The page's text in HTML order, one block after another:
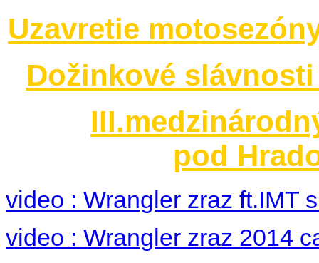
Uzavretie
Dožinkové slávnosti
pod
video : Wrangler zraz ft.IMT
video : Wrangler zraz 2014